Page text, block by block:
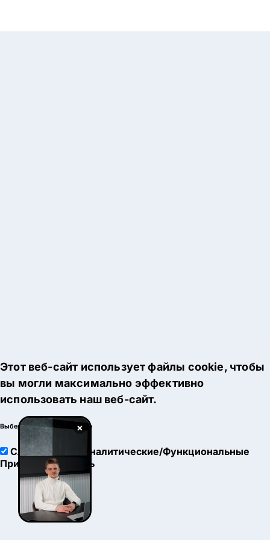
×
Этот веб-сайт использует файлы cookie, чтобы
вы могли максимально эффективно
использовать наш веб-сайт.
Выберите настройки cookie
Служебные
Аналитические/Функциональные
Принять
Настроить